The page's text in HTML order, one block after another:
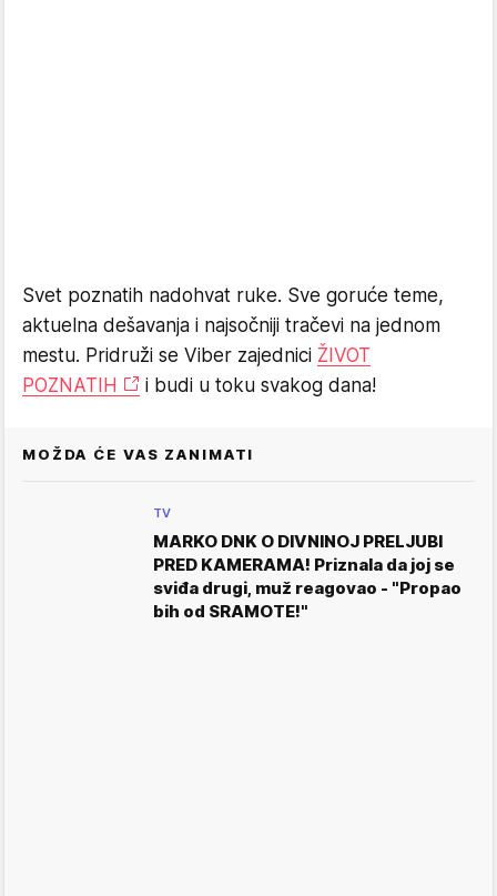
Svet poznatih nadohvat ruke. Sve goruće teme,
aktuelna dešavanja i najsočniji tračevi na jednom
mestu. Pridruži se Viber zajednici ŽIVOT
POZNATIH
i budi u toku svakog dana!
MOŽDA ĆE VAS ZANIMATI
TV
MARKO DNK O DIVNINOJ PRELJUBI
PRED KAMERAMA! Priznala da joj se
sviđa drugi, muž reagovao - "Propao
bih od SRAMOTE!"